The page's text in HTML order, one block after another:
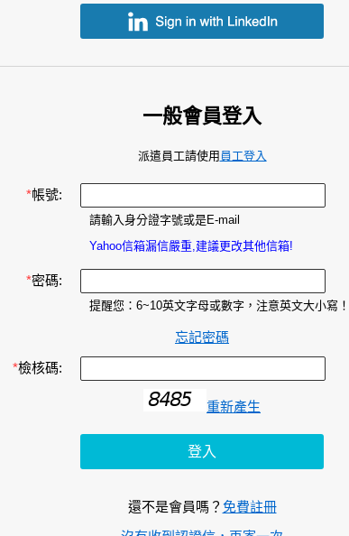
一般會員登入
派遣員工請使用 員工登入
*帳號:
請輸入身分證字號或是E-mail
Yahoo信箱漏信嚴重,建議更改其他信箱!
*密碼:
提醒您：6~10英文字母或數字，注意英文大小寫！
忘記密碼
*檢核碼:
重新產生
還不是會員嗎？ 免費註冊